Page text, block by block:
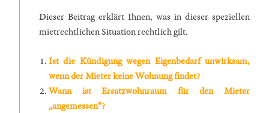
Dieser Beitrag erklärt Ihnen, was in dieser speziellen
mietrechtlichen Situation rechtlich gilt.
Ist die Kündigung wegen Eigenbedarf unwirksam,
wenn der Mieter keine Wohnung findet?
Wann ist Ersatzwohnraum für den Mieter
„angemessen“?